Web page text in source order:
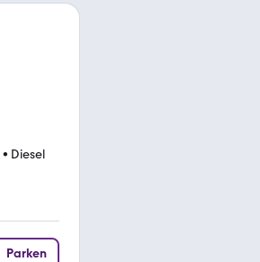
• Diesel
Parken